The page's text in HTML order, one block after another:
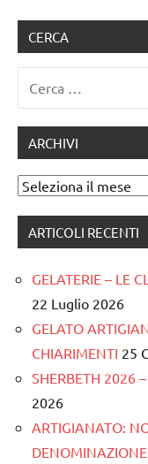
CERCA
ARCHIVI
Archivi
ARTICOLI RECENTI
GELATERIE – LE
22 Luglio 2026
GELATO
CHIARIMENTI 25
SHERBETH 2026
2026
ARTIGIANATO:
DENOMINAZIONE